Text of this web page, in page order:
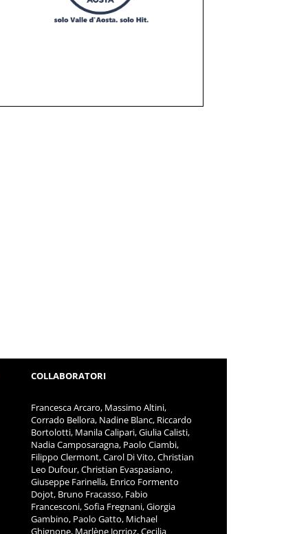
COLLABORATORI
Francesca Arcaro, Massimo Altini,
Corrado Bellora, Nadine Blanc, Riccardo
Bortolotti, Manila Calipari, Giulia Calisti,
Nadia Camposaragna, Paolo Ciambi,
Filippo Clermont, Carol Di Vito, Christian
Leo Dufour, Christian Evaspasiano,
Giuseppe Farinella, Enrico Formento
Dojot, Bruno Fracasso, Fabio
Francesconi, Sofia Fregnani, Giorgia
Gambino, Paolo Gatto, Michael
Ghignone, Marlène Jorrioz, Cecilia